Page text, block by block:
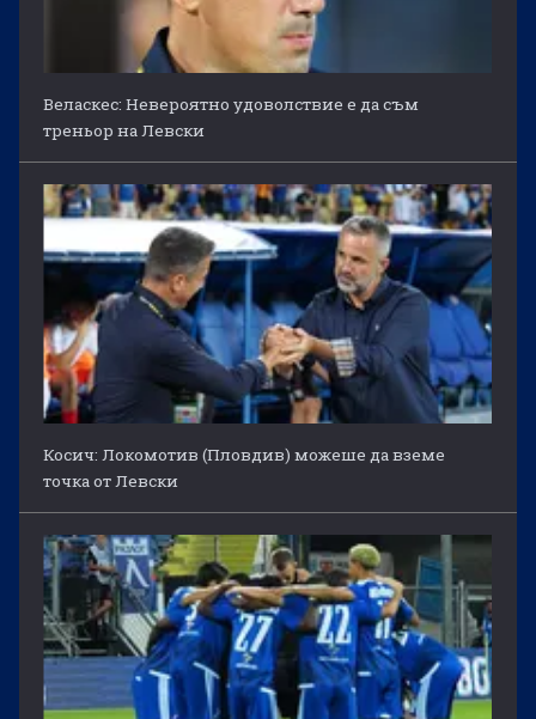
Веласкес: Невероятно удоволствие е да съм
треньор на Левски
Косич: Локомотив (Пловдив) можеше да вземе
точка от Левски